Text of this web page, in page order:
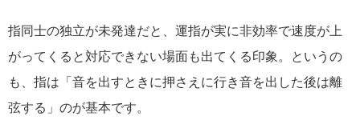
指同士の独立が未発達だと、運指が実に非効率で速度が上
がってくると対応できない場面も出てくる印象。というの
も、指は「音を出すときに押さえに行き音を出した後は離
弦する」のが基本です。